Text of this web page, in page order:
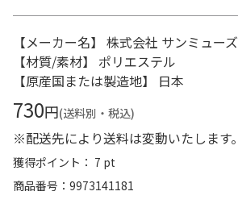
【メーカー名】 株式会社 サンミューズ
【材質/素材】 ポリエステル
【原産国または製造地】 日本
730円(送料別・税込)
※配送先により送料は変動いたします。
獲得ポイント： 7 pt
商品番号
9973141181